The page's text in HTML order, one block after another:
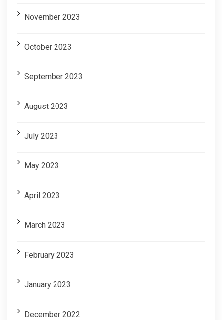
November 2023
October 2023
September 2023
August 2023
July 2023
May 2023
April 2023
March 2023
February 2023
January 2023
December 2022